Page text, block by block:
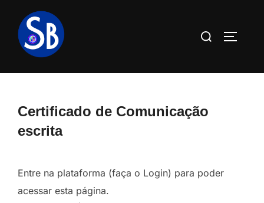
para
conteúdo
Pesquisar
Certificado de Comunicação
escrita
Entre na plataforma (faça o Login) para poder
acessar esta página.